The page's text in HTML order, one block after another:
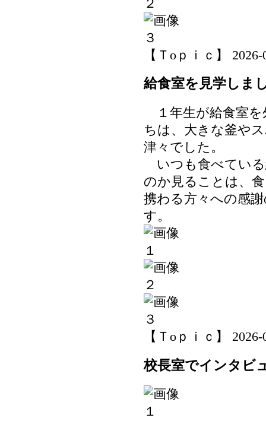
【Ｔoｐｉｃ】
給食室を見学しま
１年生が給食室を
ちは、大きな釜や
津々でした。
いつも食べてい
のか見ることは、
携わる方々への感
す。
【Ｔoｐｉｃ】
校長室でインタビ